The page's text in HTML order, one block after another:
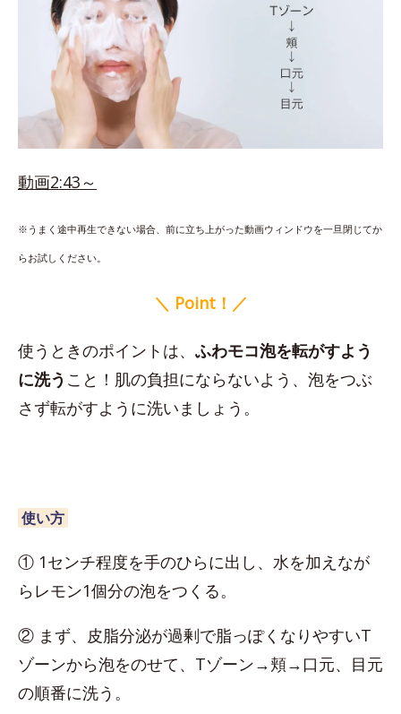
動画2:43～
※うまく途中再生できない場合、前に立ち上がった動画ウィンドウを一旦閉じてか
らお試しください。
＼ Point！／
使うときのポイントは、 ふわモコ泡を転がすよう
に洗う こと！肌の負担にならないよう、泡をつぶ
さず転がすように洗いましょう。
使い方
① 1センチ程度を手のひらに出し、水を加えなが
らレモン1個分の泡をつくる。
② まず、皮脂分泌が過剰で脂っぽくなりやすいT
ゾーンから泡をのせて、Tゾーン→頬→口元、目元
の順番に洗う。